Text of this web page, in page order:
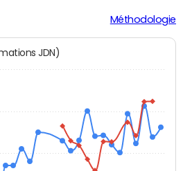
Méthodologie
estimations JDN)